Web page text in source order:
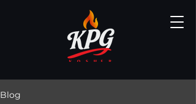
Blog